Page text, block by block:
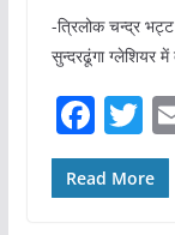
-त्रिलोक चन्‍द्र
सुन्‍दरढूंगा ग्‍लेशियर में
F
a
c
T
w
itt
Read More